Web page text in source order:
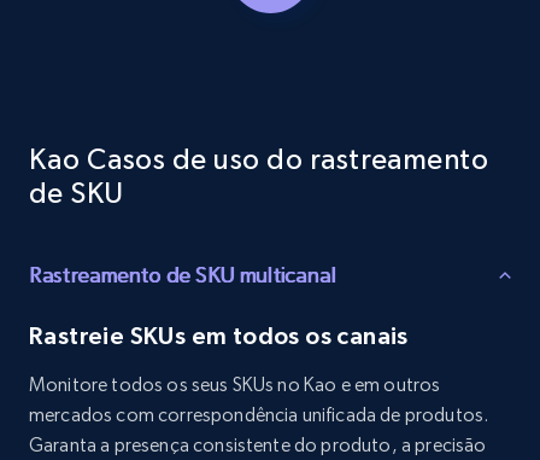
Rating, Reviews count, Initial price, Discount,
and more.
Target - Discover products by category url
URL, Product id, Title, Product description,
Rating, Reviews count, Initial price, Discount,
Kao Casos de uso do rastreamento
de SKU
Rastreamento de SKU multicanal
Rastreie SKUs em todos os canais
Monitore todos os seus SKUs no Kao e em outros
mercados com correspondência unificada de produtos.
Garanta a presença consistente do produto, a precisão